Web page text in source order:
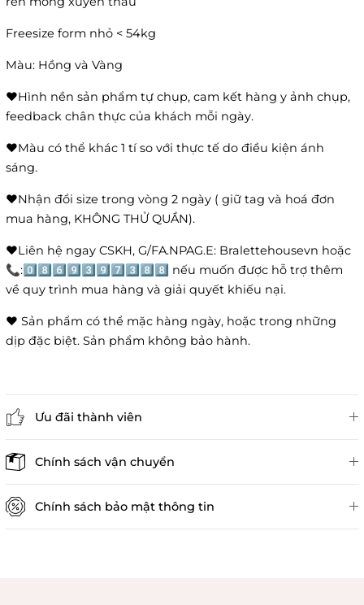
Freesize form nhỏ < 54kg
Màu: Hồng và Vàng
❤️Hình nền sản phẩm tự chụp, cam kết hàng y ảnh chụp,
feedback chân thực của khách mỗi ngày.
❤️Màu có thể khác 1 tí so với thực tế do điều kiện ánh
sáng.
❤️Nhận đổi size trong vòng 2 ngày ( giữ tag và hoá đơn
mua hàng, KHÔNG THỬ QUẦN).
❤️Liên hệ ngay CSKH, G/FA.NPAG.E: Bralettehousevn hoặc
📞:0️⃣8️⃣6️⃣9️⃣3️⃣9️⃣7️⃣3️⃣8️⃣8️⃣ nếu muốn được hỗ trợ thêm
về quy trình mua hàng và giải quyết khiếu nại.
❤️ Sản phẩm có thể mặc hàng ngày, hoặc trong những
dịp đặc biệt. Sản phẩm không bảo hành.
Ưu đãi thành viên
Chính sách vận chuyển
Chính sách bảo mật thông tin